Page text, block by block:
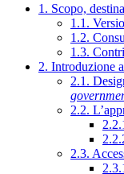
1. Scopo,
1.1.
1.2.
1.3.
2. Introduzione
2.1.
2.2.
2.3.